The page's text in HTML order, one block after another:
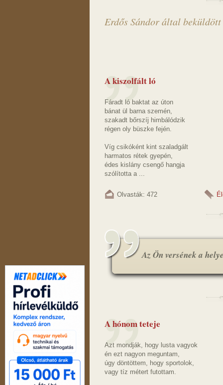
Erdős Sándor által beküldött
A kiszolfált ló
Fáradt ló baktat az úton
bánat ül barna szemén,
szakadt bőrszíj himbálódzik
régen oly büszke fején.
Víg csikóként kint szaladgált
harmatos rétek gyepén,
édes kislány csengő hangja
szólította a ...
Olvasták: 472
Az Ön versének a
A hónom teteje
Azt mondják, hogy lusta vagyok
én ezt nagyon meguntam,
úgy döntöttem, hogy sportolok,
vagy tíz métert futottam.